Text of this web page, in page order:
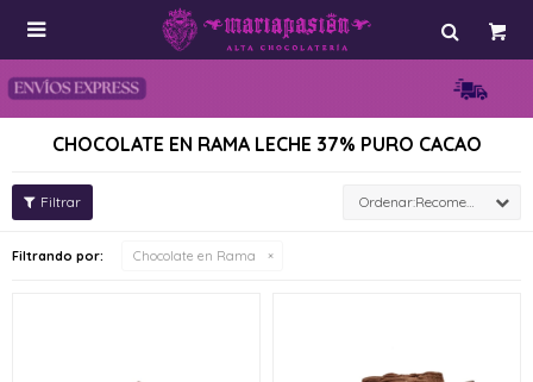

CHOCOLATE EN RAMA LECHE 37% PURO CACAO
Recomendados
Filtrando por: Chocolate en Rama